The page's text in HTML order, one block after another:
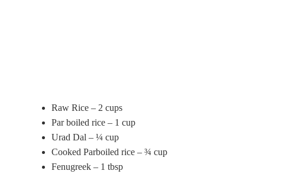
Raw Rice – 2 cups
Par boiled rice – 1 cup
Urad Dal – ¼ cup
Cooked Parboiled rice – ¾ cup
Fenugreek – 1 tbsp